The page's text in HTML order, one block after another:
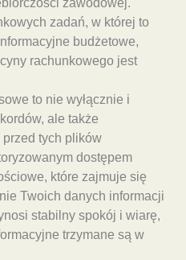
zawodowej.
zadań, w której to
budżetowe,
rachunkowego jest
to nie wyłącznie i
ale także
tych plików
dostępem
które zajmuje się
Twoich danych informacji
stabilny spokój i wiarę,
trzymane są w